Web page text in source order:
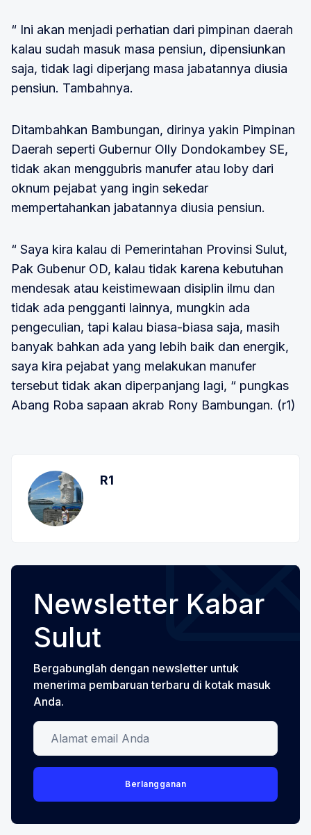
“ Ini akan menjadi perhatian dari pimpinan daerah
kalau sudah masuk masa pensiun, dipensiunkan
saja, tidak lagi diperjang masa jabatannya diusia
pensiun. Tambahnya.
Ditambahkan Bambungan, dirinya yakin Pimpinan
Daerah seperti Gubernur Olly Dondokambey SE,
tidak akan menggubris manufer atau loby dari
oknum pejabat yang ingin sekedar
mempertahankan jabatannya diusia pensiun.
“ Saya kira kalau di Pemerintahan Provinsi Sulut,
Pak Gubenur OD, kalau tidak karena kebutuhan
mendesak atau keistimewaan disiplin ilmu dan
tidak ada pengganti lainnya, mungkin ada
pengeculian, tapi kalau biasa-biasa saja, masih
banyak bahkan ada yang lebih baik dan energik,
saya kira pejabat yang melakukan manufer
tersebut tidak akan diperpanjang lagi, “ pungkas
Abang Roba sapaan akrab Rony Bambungan. (r1)
R1
Newsletter Kabar
Sulut
Bergabunglah dengan newsletter untuk
menerima pembaruan terbaru di kotak masuk
Anda.
Alamat email Anda
Berlangganan